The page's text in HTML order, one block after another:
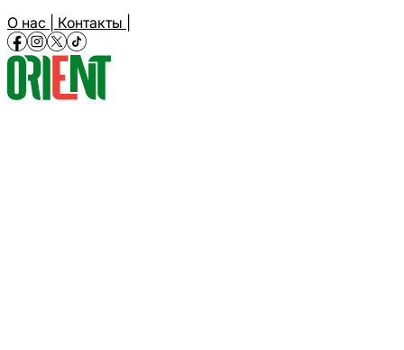
О нас | Контакты |